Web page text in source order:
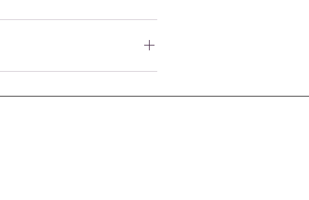
et affichés au
la créatrice Petit Poirier
retours-et-